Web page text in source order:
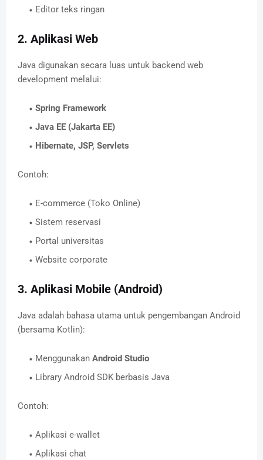
Editor teks ringan
2. Aplikasi Web
Java digunakan secara luas untuk backend web
development melalui:
Spring Framework
Java EE (Jakarta EE)
Hibernate, JSP, Servlets
Contoh:
E-commerce (Toko Online)
Sistem reservasi
Portal universitas
Website corporate
3. Aplikasi Mobile (Android)
Java adalah bahasa utama untuk pengembangan Android
(bersama Kotlin):
Menggunakan Android Studio
Library Android SDK berbasis Java
Contoh:
Aplikasi e-wallet
Aplikasi chat